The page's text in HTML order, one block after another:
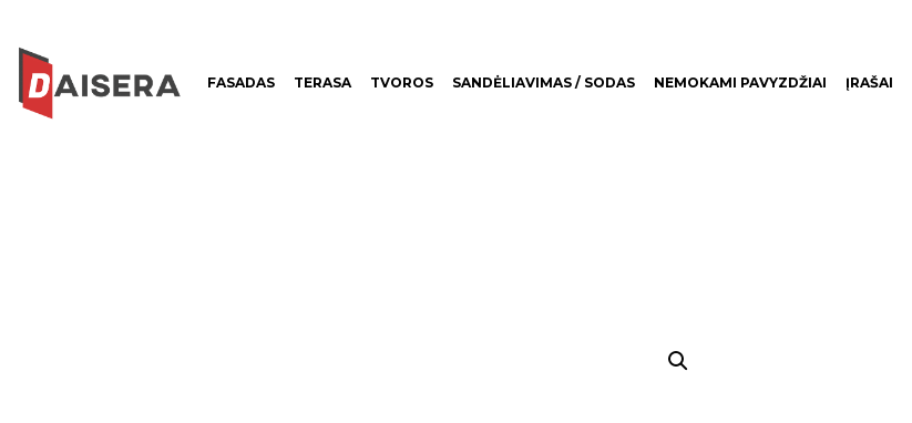
FASADAS TERASA TVOROS SANDĖLIAVIMAS / SODAS NEMOKAMI PAVYZDŽIAI ĮRAŠAI